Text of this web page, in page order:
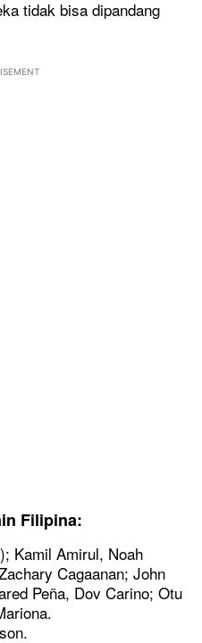
tidak bisa dipandang
Filipina:
Kamil Amirul, Noah
Cagaanan; John
Peña, Dov Carino; Otu